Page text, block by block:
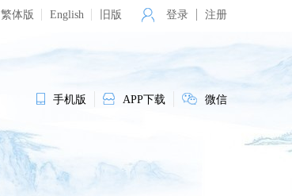
繁体版 English 旧版 登录 注册
手机版 APP下载 微信